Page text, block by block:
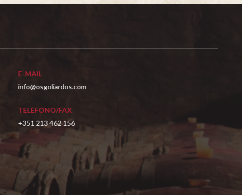
E-MAIL
info@osgoliardos.com
TELÉFONO/FAX
+351 213 462 156